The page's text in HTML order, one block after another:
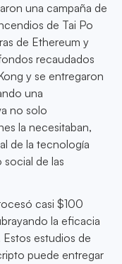
una campaña de
de Tai Po
de Ethereum y
recaudados
y se entregaron
una
no solo
la necesitaban,
de la tecnología
de las
casi $100
la eficacia
estudios de
puede entregar